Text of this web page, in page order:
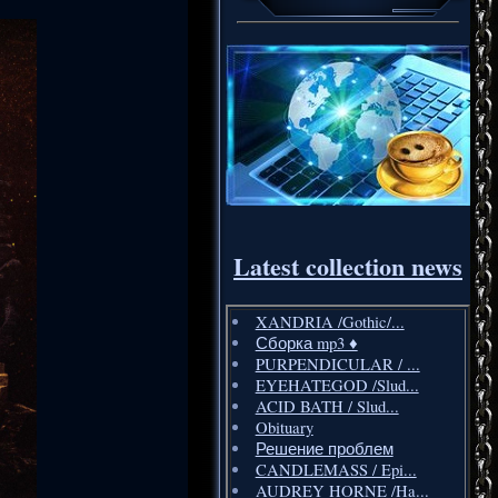
Latest collection news
XANDRIA /Gothic/...
Сборка mp3 ♦️
PURPENDICULAR / ...
EYEHATEGOD /Slud...
ACID BATH / Slud...
Obituary
Решение проблем
CANDLEMASS / Epi...
AUDREY HORNE /Ha...